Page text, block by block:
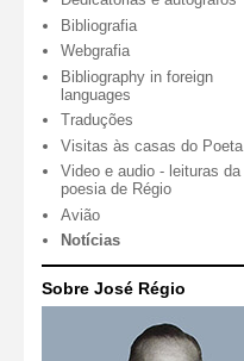
Bibliografia
Webgrafia
Bibliography in foreign
languages
Traduções
Visitas às casas do Poeta
Video e audio - leituras da
poesia de Régio
Avião
Notícias
Sobre José Régio